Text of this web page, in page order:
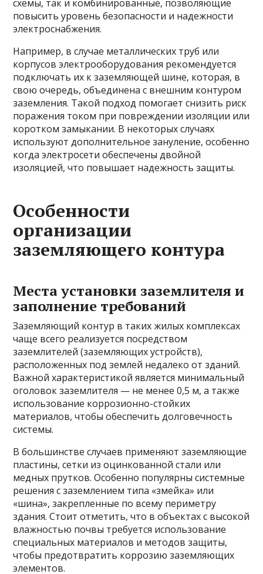
схемы, так и комбинированные, позволяющие
повысить уровень безопасности и надежности
электроснабжения.
Например, в случае металлических труб или
корпусов электрооборудования рекомендуется
подключать их к заземляющей шине, которая, в
свою очередь, объединена с внешним контуром
заземления. Такой подход помогает снизить риск
поражения током при повреждении изоляции или
коротком замыкании. В некоторых случаях
используют дополнительное зануление, особенно
когда электросети обеспечены двойной
изоляцией, что повышает надежность защиты.
Особенности
организации
заземляющего контура
Места установки заземлителя и
заполнение требований
Заземляющий контур в таких жилых комплексах
чаще всего реализуется посредством
заземлителей (заземляющих устройств),
расположенных под землей недалеко от зданий.
Важной характеристикой является минимальный
оголовок заземлителя — не менее 0,5 м, а также
использование коррозионно-стойких
материалов, чтобы обеспечить долговечность
системы.
В большинстве случаев применяют заземляющие
пластины, сетки из оцинкованной стали или
медных прутков. Особенно популярны системные
решения с заземлением типа «змейка» или
«шина», закрепленные по всему периметру
здания. Стоит отметить, что в объектах с высокой
влажностью почвы требуется использование
специальных материалов и методов защиты,
чтобы предотвратить коррозию заземляющих
элементов.